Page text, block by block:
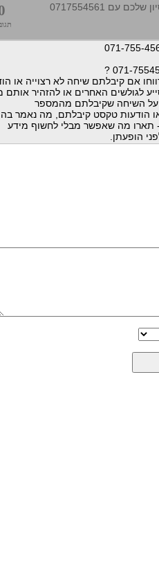
עם 0717554561
אם קיבלתם שיחה לא רצוייה או
לגולשים האחרים או להזהיר אותם
השיחה שקיבלתם מהמספר
שיחות או הודעות טקסט קיבלתם, מה נאמר
- תארו מה שאפשר מבלי לחשוף מידע
הופעתן.